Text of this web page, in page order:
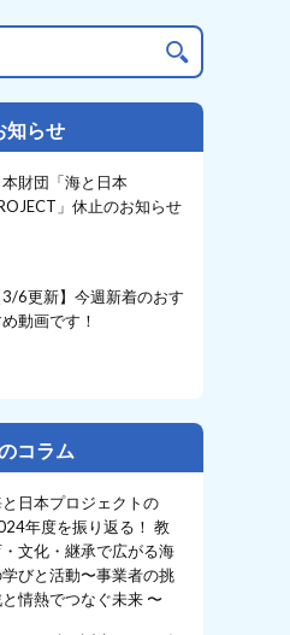
知らせ
本財団「海と日本
」休止のお知らせ
3/6更新】今週新着のおす
動画です！
コラム
日本プロジェクトの
年度を振り返る！ 教
文化・継承で広がる海
びと活動〜事業者の挑
情熱でつなぐ未来 〜